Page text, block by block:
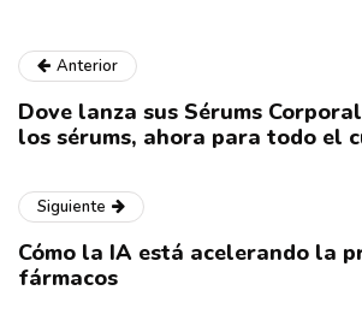
Anterior
Dove lanza sus Sérums
los sérums, ahora para todo el
Siguiente
Cómo la IA está acelerando la
fármacos